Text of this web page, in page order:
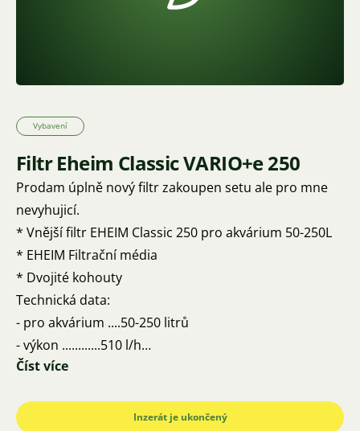
Vybavení
Filtr Eheim Classic VARIO+e 250
Prodam úplně nový filtr zakoupen setu ale pro mne
nevyhujicí.
* Vnější filtr EHEIM Classic 250 pro akvárium 50-250L
* EHEIM Filtrační média
* Dvojité kohouty
Technická data:
- pro akvárium ....50-250 litrů
- výkon ............510 l/h
- výtlak .............1,8 metru
- obsah ............3,5 l
Číst více
Inzerát je ukončený